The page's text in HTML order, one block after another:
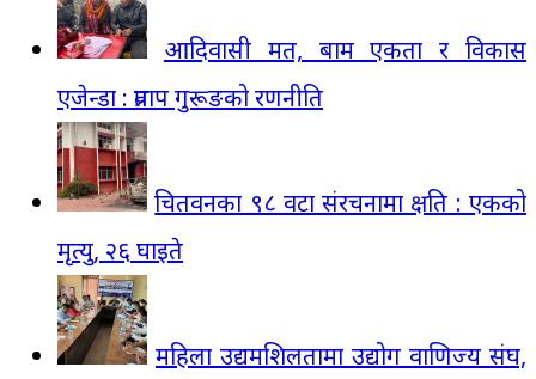
आदिवासी मत, बाम एकता र विकास
एजेन्डा : प्रताप गुरूङको रणनीति
चितवनका ९८ वटा संरचनामा क्षति : एकको
मृत्यु, २६ घाइते
महिला उद्यमशिलतामा उद्योग वाणिज्य संघ,